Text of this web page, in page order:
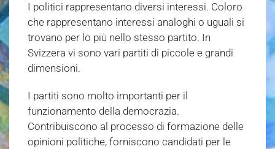
I politici rappresentano diversi interessi. Coloro
che rappresentano interessi analoghi o uguali si
trovano per lo più nello stesso partito. In
Svizzera vi sono vari partiti di piccole e grandi
dimensioni.
I partiti sono molto importanti per il
funzionamento della democrazia.
Contribuiscono al processo di formazione delle
opinioni politiche, forniscono candidati per le